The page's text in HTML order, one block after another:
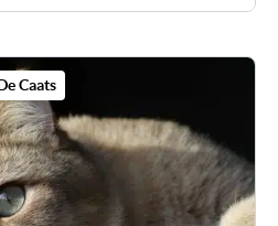
Caats